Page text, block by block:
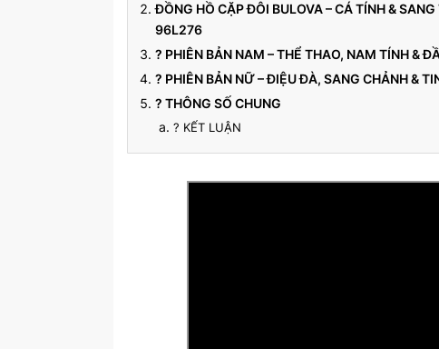
ĐỒNG HỒ CẶP ĐÔI BULOVA – CÁ TÍNH &
96L276
? PHIÊN BẢN NAM – THỂ THAO, NAM TÍNH &
? PHIÊN BẢN NỮ – ĐIỆU ĐÀ, SANG CHẢNH &
? THÔNG SỐ CHUNG
? KẾT LUẬN